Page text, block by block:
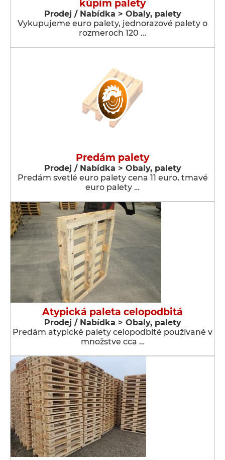
kúpim palety
Prodej / Nabídka > Obaly, palety
Vykupujeme euro palety, jednorazové palety o
rozmeroch 120 …
Predám palety
Prodej / Nabídka > Obaly, palety
Predám svetlé euro palety cena 11 euro, tmavé
euro palety …
Atypická paleta celopodbitá
Prodej / Nabídka > Obaly, palety
Predám atypické palety celopodbité používané v
množstve cca …